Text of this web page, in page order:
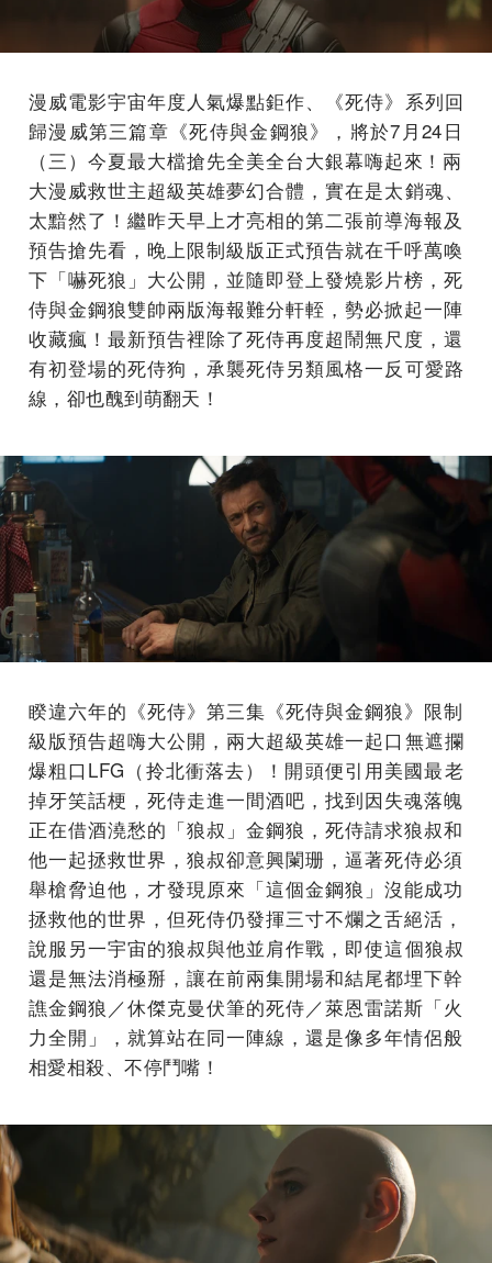
漫威電影宇宙年度人氣爆點鉅作、《死侍》系列回
歸漫威第三篇章《死侍與金鋼狼》，將於7月24日
（三） 今夏最大檔搶先全美全台大銀幕嗨起來！ 兩
大漫威救世主超級英雄夢幻合體，實在是太銷魂、
太黯然了！ 繼昨天早上才亮相的第二張前導海報及
預告搶先看， 晚上限制級版正式預告就在千呼萬喚
下「嚇死狼」大公開， 並隨即登上發燒影片榜，死
侍與金鋼狼雙帥兩版海報難分軒輊， 勢必掀起一陣
收藏瘋！最新預告裡除了死侍再度超鬧無尺度， 還
有初登場的死侍狗，承襲死侍另類風格一反可愛路
線， 卻也醜到萌翻天！
睽違六年的《死侍》第三集《死侍與金鋼狼》 限制
級版預告超嗨大公開，兩大超級英雄一起口無遮攔
爆粗口LFG （拎北衝落去）！開頭便引用美國最老
掉牙笑話梗， 死侍走進一間酒吧，找到因失魂落魄
正在借酒澆愁的「狼叔」 金鋼狼，死侍請求狼叔和
他一起拯救世界，狼叔卻意興闌珊， 逼著死侍必須
舉槍脅迫他，才發現原來「這個金鋼狼」 沒能成功
拯救他的世界，但死侍仍發揮三寸不爛之舌絕活，
說服另一宇宙的狼叔與他並肩作戰，即使這個狼叔
還是無法消極掰， 讓在前兩集開場和結尾都埋下幹
譙金鋼狼／休傑克曼伏筆的死侍／萊恩雷諾斯「火
力全開」，就算站在同一陣線， 還是像多年情侶般
相愛相殺、不停鬥嘴！